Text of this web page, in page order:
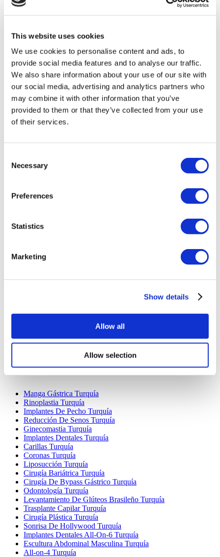
This website uses cookies
We use cookies to personalise content and ads, to
provide social media features and to analyse our traffic.
We also share information about your use of our site with
our social media, advertising and analytics partners who
may combine it with other information that you’ve
provided to them or that they’ve collected from your use
of their services.
Selection
Necessary
Preferences
Statistics
Marketing
Show details
Allow all
Allow selection
TÜRSAB – Las transacciones en flymedi.com son
viajes de Grupo A registrada en TÜRSAB (Certificado No:
Todos los tratamientos son realizados por una institución de
salud certificada en turismo de salud.
A Cerca de Nosotros
¿Cómo funciona?
Guía Preoperatoria
Autores & revisores
Flymedi Programa de Referidos
Políticas de Privacidad
Contáctenos
Thailand Clínicas
Tratamientos Populares en Turquia
Manga Gástrica Turquía
Rinoplastia Turquía
Implantes De Pecho Turquía
Reducción De Senos Turquía
Ginecomastia Turquía
Implantes Dentales Turquía
Carillas Turquía
Coronas Turquía
Liposucción Turquía
Cirugía Bariátrica Turquía
Cirugía De Bypass Gástrico Turquía
Odontología Turquía
Levantamiento De Glúteos Brasileño Turquía
Trasplante Capilar Turquía
Cirugía Plástica Turquía
Sonrisa De Hollywood Turquía
Implantes Dentales All-On-6 Turquía
Escultura Abdominal Masculina Turquía
All-on-4 Turquía